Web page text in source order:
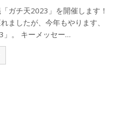
ガチ天2023」を開催します！
ましたが、今年もやります、
」。 キーメッセー…